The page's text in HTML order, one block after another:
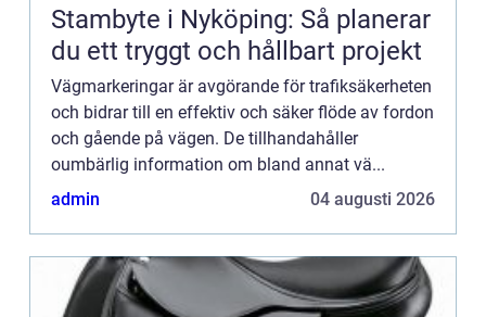
Stambyte i Nyköping: Så planerar
du ett tryggt och hållbart projekt
Vägmarkeringar är avgörande för trafiksäkerheten
och bidrar till en effektiv och säker flöde av fordon
och gående på vägen. De tillhandahåller
oumbärlig information om bland annat vä...
admin
04 augusti 2026